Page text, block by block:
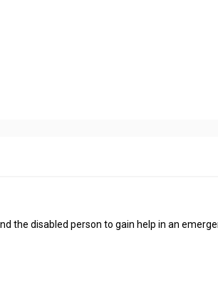
the disabled person to gain help in an